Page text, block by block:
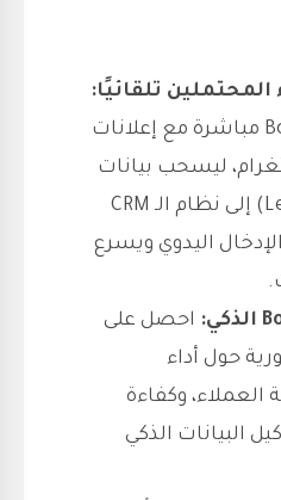
تلقائيًا:
يندمج Boom ERP مباشرة مع إعلانات
ليسحب بيانات
المهتمين (Leads) إلى نظام الـ CRM
اليدوي ويسرع
احصل على
حول أداء
العملاء، وكفاءة
البيانات الذكي